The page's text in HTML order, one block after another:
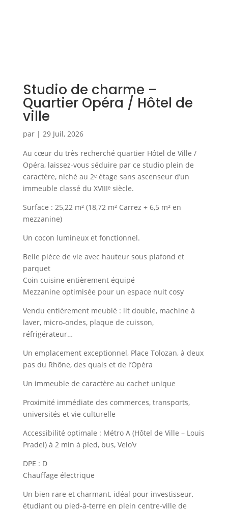
Studio de charme –
Quartier Opéra / Hôtel de
ville
par | 29 Juil, 2026
Au cœur du très recherché quartier Hôtel de Ville /
Opéra, laissez-vous séduire par ce studio plein de
caractère, niché au 2ᵉ étage sans ascenseur d’un
immeuble classé du XVIIIᵉ siècle.
Surface : 25,22 m² (18,72 m² Carrez + 6,5 m² en
mezzanine)
Un cocon lumineux et fonctionnel.
Belle pièce de vie avec hauteur sous plafond et
parquet
Coin cuisine entièrement équipé
Mezzanine optimisée pour un espace nuit cosy
Vendu entièrement meublé : lit double, machine à
laver, micro-ondes, plaque de cuisson,
réfrigérateur…
Un emplacement exceptionnel, Place Tolozan, à deux
pas du Rhône, des quais et de l’Opéra
Un immeuble de caractère au cachet unique
Proximité immédiate des commerces, transports,
universités et vie culturelle
Accessibilité optimale : Métro A (Hôtel de Ville – Louis
Pradel) à 2 min à pied, bus, Velo’v
DPE : D
Chauffage électrique
Un bien rare et charmant, idéal pour investisseur,
étudiant ou pied-à-terre en plein centre-ville de